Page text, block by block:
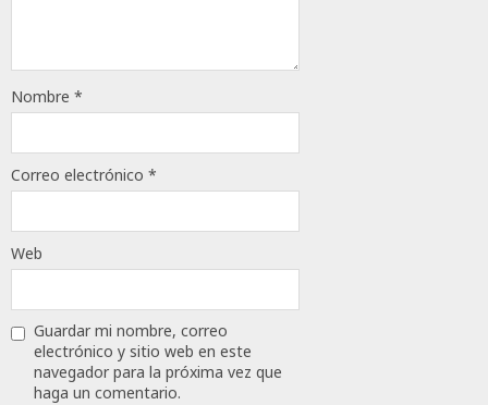
Nombre *
Correo electrónico *
Web
Guardar mi nombre, correo
electrónico y sitio web en este
navegador para la próxima vez que
haga un comentario.